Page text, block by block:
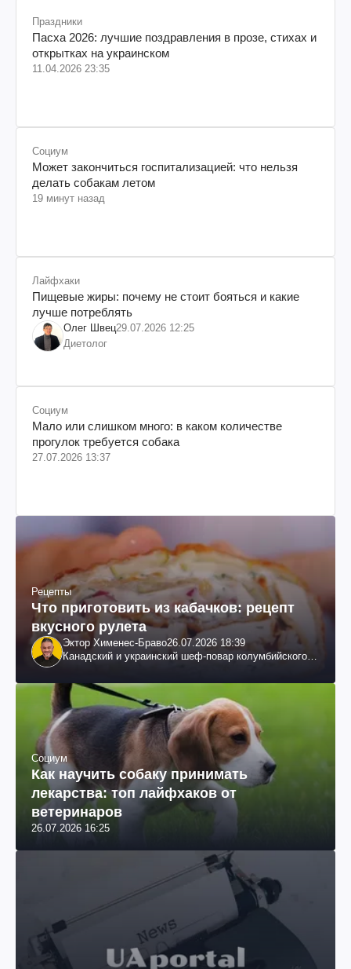
Праздники
Пасха 2026: лучшие поздравления в прозе, стихах и
открытках на украинском
11.04.2026 23:35
Социум
Может закончиться госпитализацией: что нельзя
делать собакам летом
19 минут назад
Лайфхаки
Пищевые жиры: почему не стоит бояться и какие
лучше потреблять
Олег Швец29.07.2026 12:25
Диетолог
Социум
Мало или слишком много: в каком количестве
прогулок требуется собака
27.07.2026 13:37
Рецепты
Что приготовить из кабачков: рецепт
вкусного рулета
Эктор Хименес-Браво26.07.2026 18:39
Канадский и украинский шеф-повар колумбийского
Социум
Как научить собаку принимать
лекарства: топ лайфхаков от
ветеринаров
26.07.2026 16:25